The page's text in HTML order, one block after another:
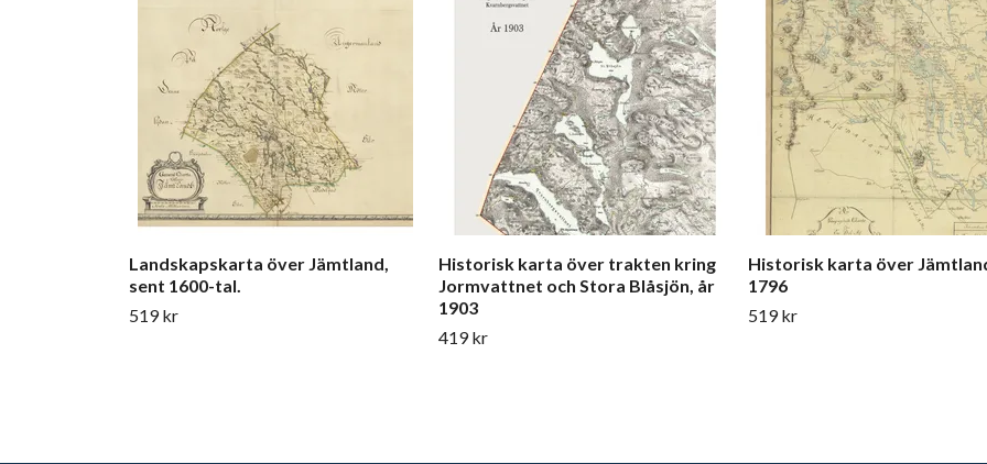
Landskapskarta över Jämtland,
sent 1600-tal.
519 kr
Historisk karta över trakten kring
Jormvattnet och Stora Blåsjön, år
1903
419 kr
Historisk karta över
1796
519 kr